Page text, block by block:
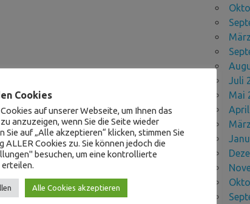
Juli
Mai
Cookies
auf unserer Webseite, um Ihnen das
anzuzeigen, wenn Sie die Seite wieder
Sie auf „Alle akzeptieren“ klicken, stimmen Sie
ALLER Cookies zu. Sie können jedoch die
besuchen, um eine kontrollierte
erteilen.
Alle Cookies akzeptieren